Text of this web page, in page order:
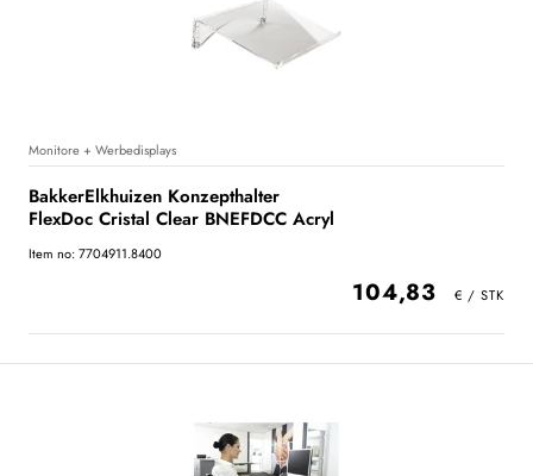
Monitore + Werbedisplays
BakkerElkhuizen Konzepthalter
FlexDoc Cristal Clear BNEFDCC Acryl
Item no: 7704911.8400
104,83